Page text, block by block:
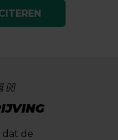
dat de